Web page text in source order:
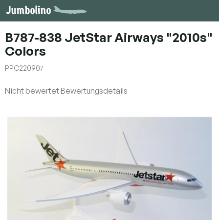
Zum
Inhalt
B787-838 JetStar Airways "2010s"
Colors
PPC220907
Die
Nicht bewertet Bewertungsdetails